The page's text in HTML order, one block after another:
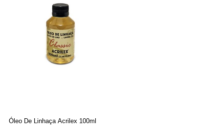
Óleo De Linhaça Acrilex 100ml